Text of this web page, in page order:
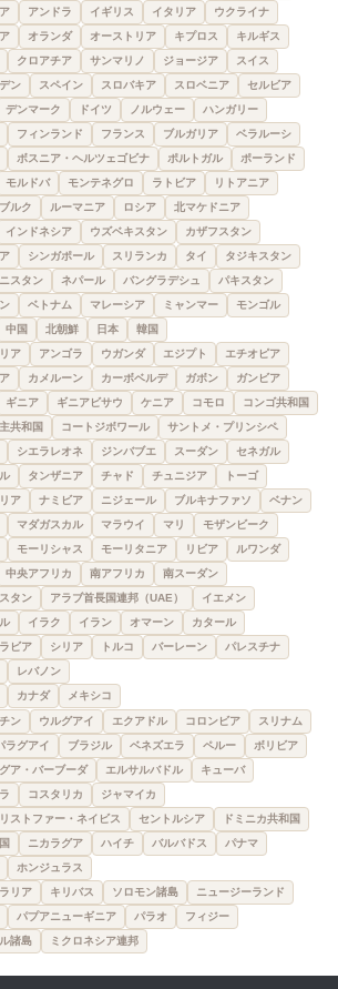
アンドラ イギリス イタリア
ウクライナ
オランダ オーストリア キプロス
キルギス
クロアチア サンマリノ ジョージア
スイス
ン
スペイン スロバキア スロベニア
セルビア
デンマーク ドイツ ノルウェー
ハンガリー
フィンランド フランス ブルガリア
ベラルーシ
ボスニア・ヘルツェゴビナ ポルトガル
ポーランド
モルドバ モンテネグロ ラトビア
リトアニア
ルク
ルーマニア ロシア 北マケドニア
インドネシア ウズベキスタン
カザフスタン
シンガポール スリランカ タイ
タジキスタン
スタン
ネパール バングラデシュ
パキスタン
ベトナム マレーシア ミャンマー
モンゴル
中国 北朝鮮 日本 韓国
ア アンゴラ ウガンダ エジプト
エチオピア
カメルーン カーボベルデ ガボン
ガンビア
ギニア ギニアビサウ ケニア コモロ
コンゴ共和国
共和国
コートジボワール
サントメ・プリンシペ
シエラレオネ ジンバブエ スーダン
セネガル
タンザニア チャド チュニジア
トーゴ
ア
ナミビア ニジェール ブルキナファソ
ベナン
マダガスカル マラウイ マリ
モザンビーク
モーリシャス モーリタニア リビア
ルワンダ
中央アフリカ 南アフリカ 南スーダン
タン アラブ首長国連邦（UAE）
イエメン
イラク イラン オマーン
カタール
ビア
シリア トルコ バーレーン
パレスチナ
レバノン
カナダ メキシコ
ン ウルグアイ エクアドル コロンビア
スリナム
ラグアイ ブラジル ベネズエラ ペルー ボリビア
ア・バーブーダ エルサルバドル
キューバ
コスタリカ
ジャマイカ
ストファー・ネイビス
セントルシア
ドミニカ共和国
ニカラグア ハイチ バルバドス
パナマ
ホンジュラス
リア キリバス ソロモン諸島
ニュージーランド
パプアニューギニア パラオ
フィジー
諸島
ミクロネシア連邦